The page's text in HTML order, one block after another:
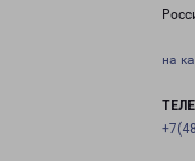
на